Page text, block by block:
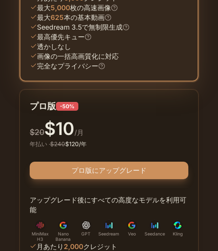
プロ版 -50%
$20$10/月
年払い ·$240$120/年
プロ版にアップグレード
アップグレード後にすべての高度なモデルを利用可
能
MiniMax
H3
Nano
Banana
GPT Seedream Veo Seedance Kling
月あたり 2,000クレジット
最大5,000枚の高速画像
最大625本の基本動画
Seedream 3.5で無制限生成
最高優先キュー
透かしなし
画像の一括高画質化に対応
完全なプライバシー